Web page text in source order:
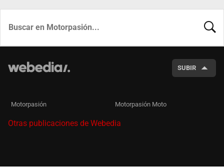
SUBIR
Motorpasión Motorpasión Moto
Otras publicaciones de Webedia